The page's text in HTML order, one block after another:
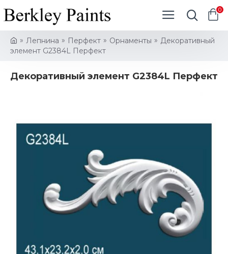
0
Лепнина Перфект Орнаменты
Декоративный
элемент G2384L Перфект
Декоративный элемент G2384L Перфект